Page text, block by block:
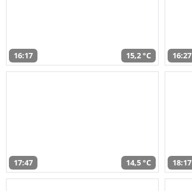
16:17 15,2 °C 16:27
17:47 14,5 °C 18:17